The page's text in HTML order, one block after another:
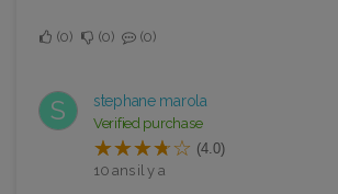
0 0 0
S stephane marola
Verified purchase
(4.0)
10 ans il y a